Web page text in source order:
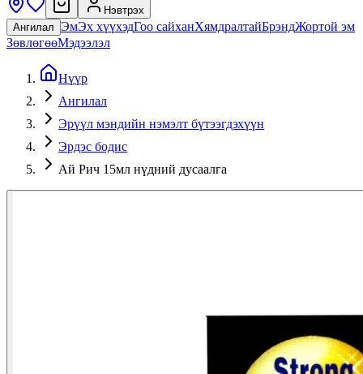
Нэвтрэх
Ангилал ЭмЭх хүүхэдГоо сайханХямдралтайБрэндЖортой эм
ЗөвлөгөөМэдээлэл
Нүүр
Ангилал
Эрүүл мэндийн нэмэлт бүтээгдэхүүн
Эрдэс бодис
Ай Рич 15мл нүдний дусаалга